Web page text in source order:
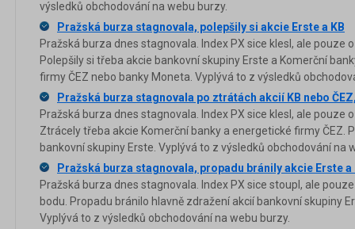
výsledků obchodování na webu burzy.
Pražská burza stagnovala, polepšily si akcie Erste a KB
Pražská burza dnes stagnovala. Index PX sice klesl, ale pouze
Polepšily si třeba akcie bankovní skupiny Erste a Komerční
firmy ČEZ nebo banky Moneta. Vyplývá to z výsledků
Pražská burza stagnovala po ztrátách akcií KB nebo
Pražská burza dnes stagnovala. Index PX sice klesl, ale pouze
Ztrácely třeba akcie Komerční banky a energetické firmy ČEZ.
bankovní skupiny Erste. Vyplývá to z výsledků obchodování na
Pražská burza stagnovala, propadu bránily akcie Erste a
Pražská burza dnes stagnovala. Index PX sice stoupl, ale
bodu. Propadu bránilo hlavně zdražení akcií bankovní skupiny
Vyplývá to z výsledků obchodování na webu burzy.